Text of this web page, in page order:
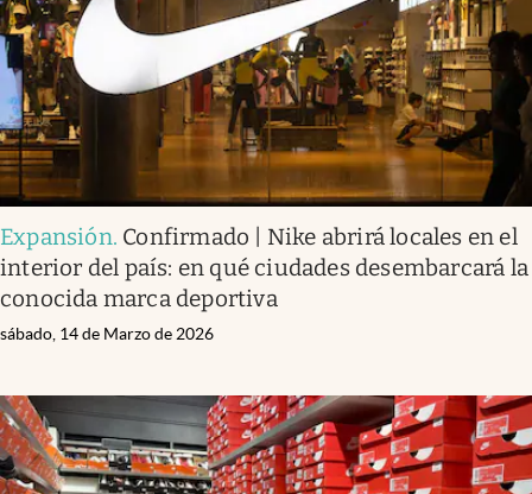
Expansión. Confirmado | Nike abrirá locales en el
interior del país: en qué ciudades desembarcará la
conocida marca deportiva
sábado, 14 de Marzo de 2026